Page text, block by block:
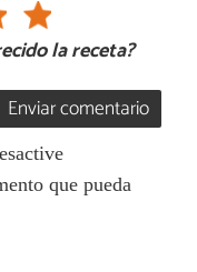
la receta?
Enviar comentario
que pueda